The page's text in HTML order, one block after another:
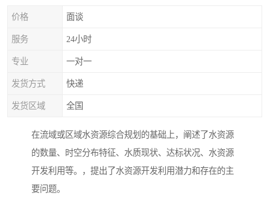
价格 面谈
服务 24小时
专业 一对一
发货方式 快递
发货区域 全国
在流域或区域水资源综合规划的基础上，阐述了水资源
的数量、时空分布特征、水质现状、达标状况、水资源
开发利用等。，提出了水资源开发利用潜力和存在的主
要问题。